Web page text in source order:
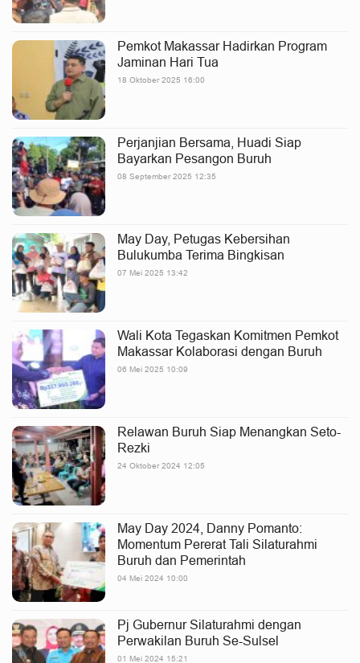
Pemkot Makassar Hadirkan Program
Jaminan Hari Tua
18 Oktober 2025 16:00
Perjanjian Bersama, Huadi Siap
Bayarkan Pesangon Buruh
08 September 2025 12:35
May Day, Petugas Kebersihan
Bulukumba Terima Bingkisan
07 Mei 2025 13:42
Wali Kota Tegaskan Komitmen Pemkot
Makassar Kolaborasi dengan Buruh
06 Mei 2025 10:09
Relawan Buruh Siap Menangkan Seto-
Rezki
24 Oktober 2024 12:05
May Day 2024, Danny Pomanto:
Momentum Pererat Tali Silaturahmi
Buruh dan Pemerintah
04 Mei 2024 10:00
Pj Gubernur Silaturahmi dengan
Perwakilan Buruh Se-Sulsel
01 Mei 2024 15:21